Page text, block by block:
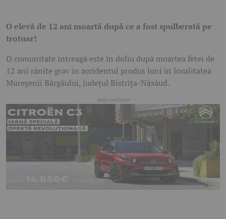
O elevă de 12 ani moartă după ce a fost spulberată pe
trotuar!
O comunitate întreagă este în doliu după moartea fetei de
12 ani rănite grav în accidentul produs luni în localitatea
Mureșenii Bârgăului, județul Bistrița-Năsăud.